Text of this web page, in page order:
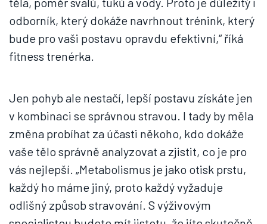
odborník, který dokáže navrhnout trénink, který
bude pro vaši postavu opravdu efektivní,“ říká
fitness trenérka.
Jen pohyb ale nestačí, lepší postavu získáte jen
v kombinaci se správnou stravou. I tady by měla
změna probíhat za účasti někoho, kdo dokáže
vaše tělo správně analyzovat a zjistit, co je pro
vás nejlepší. „Metabolismus je jako otisk prstu,
každý ho máme jiný, proto každý vyžaduje
odlišný způsob stravování. S výživovým